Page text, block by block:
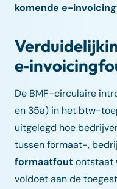
komende e-
De BMF-circulaire
en 35a) in het btw-
uitgelegd hoe
tussen formaat-,
formaatfoutontstaat
voldoet aan de